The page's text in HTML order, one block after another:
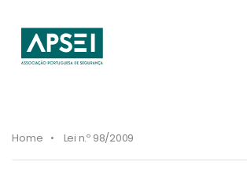
Home Lei n.º 98/2009